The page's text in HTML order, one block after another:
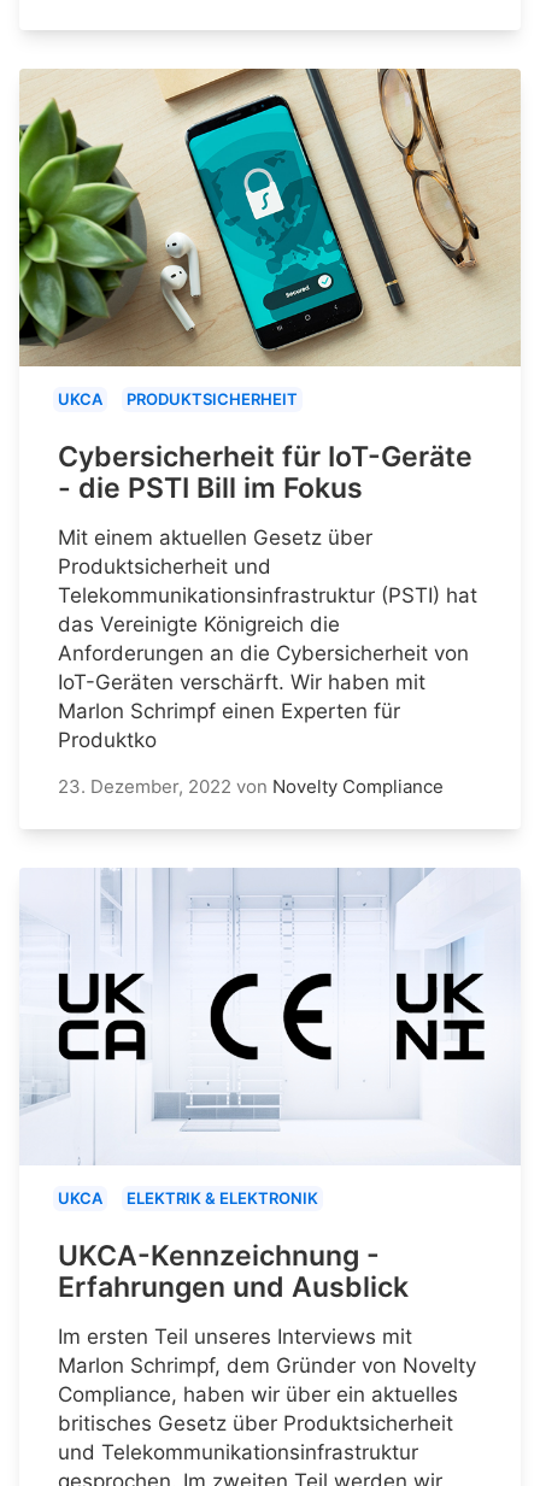
UKCA PRODUKTSICHERHEIT
Cybersicherheit für IoT-Geräte
- die PSTI Bill im Fokus
Mit einem aktuellen Gesetz über
Produktsicherheit und
Telekommunikationsinfrastruktur (PSTI) hat
das Vereinigte Königreich die
Anforderungen an die Cybersicherheit von
IoT-Geräten verschärft. Wir haben mit
Marlon Schrimpf einen Experten für
Produktko
23. Dezember, 2022 von Novelty Compliance
UKCA ELEKTRIK & ELEKTRONIK
UKCA-Kennzeichnung -
Erfahrungen und Ausblick
Im ersten Teil unseres Interviews mit
Marlon Schrimpf, dem Gründer von Novelty
Compliance, haben wir über ein aktuelles
britisches Gesetz über Produktsicherheit
und Telekommunikationsinfrastruktur
gesprochen. Im zweiten Teil werden wir